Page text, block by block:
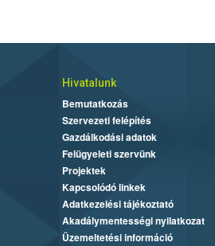
Hivatalunk
Bemutatkozás
Szervezeti felépítés
Gazdálkodási adatok
Felügyeleti szervünk
Projektek
Kapcsolódó linkek
Adatkezelési tájékoztató
Akadálymentességi nyilatkozat
Üzemeltetési információ